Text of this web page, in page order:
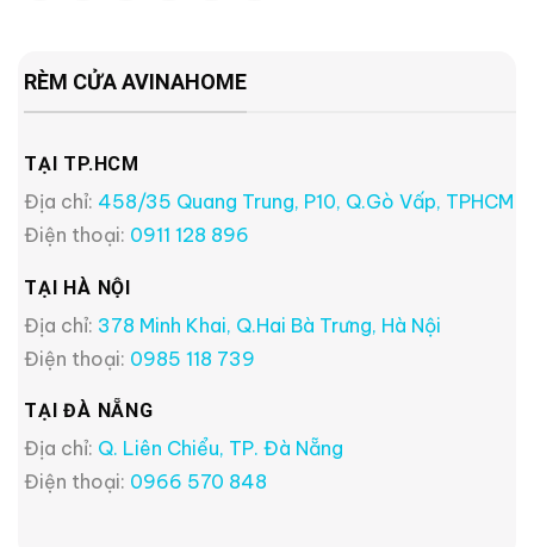
RÈM CỬA AVINAHOME
TẠI TP.HCM
Địa chỉ: 458/35 Quang Trung, P10, Q.Gò Vấp, TPHCM
Điện thoại: 0911 128 896
TẠI HÀ NỘI
Địa chỉ: 378 Minh Khai, Q.Hai Bà Trưng, Hà Nội
Điện thoại: 0985 118 739
TẠI ĐÀ NẴNG
Địa chỉ: Q. Liên Chiểu, TP. Đà Nẵng
Điện thoại: 0966 570 848